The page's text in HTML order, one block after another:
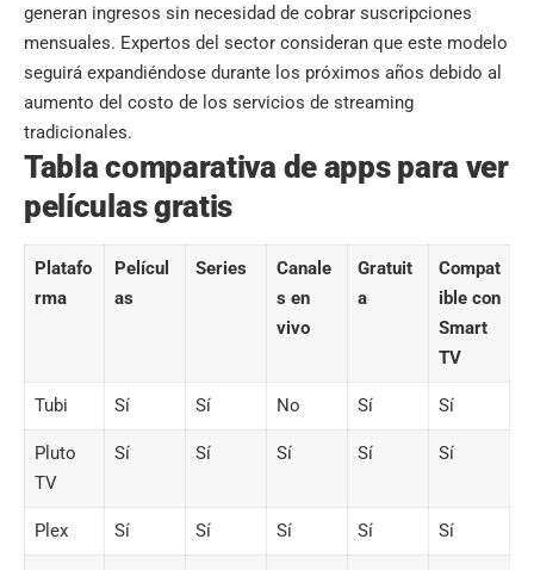
generan ingresos sin necesidad de cobrar suscripciones
mensuales. Expertos del sector consideran que este modelo
seguirá expandiéndose durante los próximos años debido al
aumento del costo de los servicios de streaming
tradicionales.
Tabla comparativa de apps para ver
películas gratis
Platafo
rma
Películ
as
Series
Canale
s en
vivo
Gratuit
a
Compat
ible con
Smart
TV
Tubi Sí Sí No Sí Sí
Pluto
TV
Sí Sí Sí Sí Sí
Plex Sí Sí Sí Sí Sí